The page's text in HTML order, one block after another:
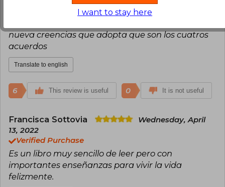
Es un libro que de ayuda tener armonía con tu
nueva creencias que adopta que son los cuatros
acuerdos
Translate to english
6 This review is useful 0 It is not useful
Francisca Sottovia
Wednesday, April
13, 2022
Verified Purchase
Es un libro muy sencillo de leer pero con
importantes enseñanzas para vivir la vida
felizmente.
I want to stay here